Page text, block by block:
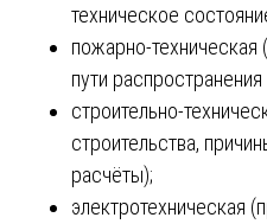
техническое
пожарно-техническая
пути распространения
строительно-
строительства,
расчёты);
электротехническая